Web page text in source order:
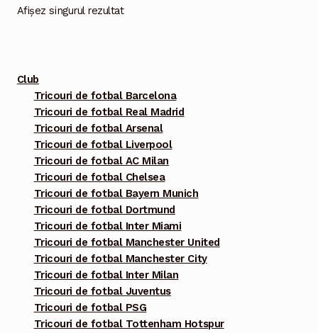
Afișez singurul rezultat
Club
Tricouri de fotbal Barcelona
Tricouri de fotbal Real Madrid
Tricouri de fotbal Arsenal
Tricouri de fotbal Liverpool
Tricouri de fotbal AC Milan
Tricouri de fotbal Chelsea
Tricouri de fotbal Bayern Munich
Tricouri de fotbal Dortmund
Tricouri de fotbal Inter Miami
Tricouri de fotbal Manchester United
Tricouri de fotbal Manchester City
Tricouri de fotbal Inter Milan
Tricouri de fotbal Juventus
Tricouri de fotbal PSG
Tricouri de fotbal Tottenham Hotspur